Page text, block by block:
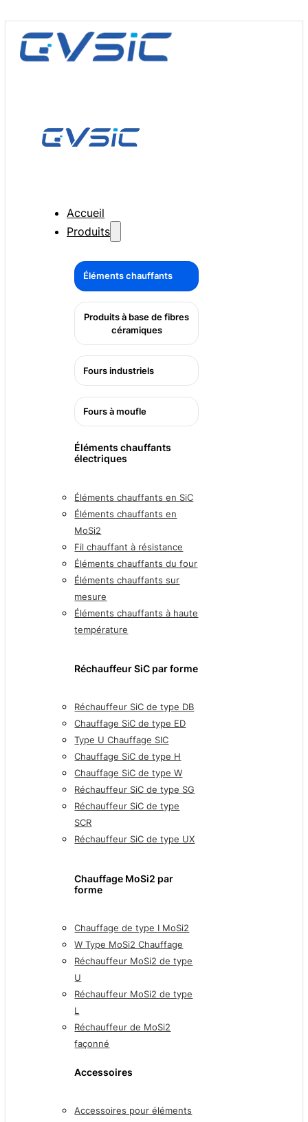
Accueil
Produits
Éléments chauffants
Produits à base de fibres
céramiques
Fours industriels
Fours à moufle
Éléments chauffants
électriques
Éléments chauffants en SiC
Éléments chauffants en
MoSi2
Fil chauffant à résistance
Éléments chauffants du four
Éléments chauffants sur
mesure
Éléments chauffants à haute
température
Réchauffeur SiC par forme
Réchauffeur SiC de type DB
Chauffage SiC de type ED
Type U Chauffage SIC
Chauffage SiC de type H
Chauffage SiC de type W
Réchauffeur SiC de type SG
Réchauffeur SiC de type
SCR
Réchauffeur SiC de type UX
Chauffage MoSi2 par
forme
Chauffage de type I MoSi2
W Type MoSi2 Chauffage
Réchauffeur MoSi2 de type
U
Réchauffeur MoSi2 de type
L
Réchauffeur de MoSi2
façonné
Accessoires
Accessoires pour éléments